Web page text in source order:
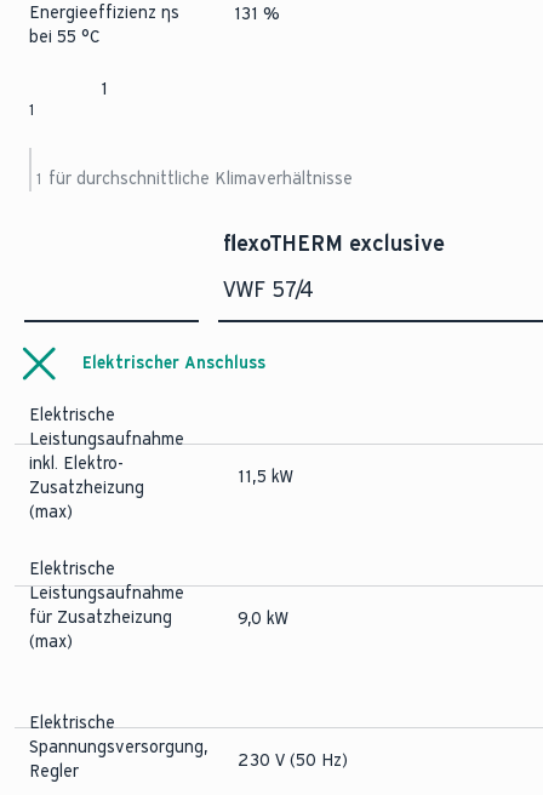
Energieeffizienz ηs
bei 55 °C
1
1
131 %
1 für durchschnittliche Klimaverhältnisse
flexoTHERM exclusive
VWF 57/4
Elektrischer Anschluss
Elektrische
Leistungsaufnahme
inkl. Elektro-
Zusatzheizung
(max)
11,5 kW
Elektrische
Leistungsaufnahme
für Zusatzheizung
(max)
9,0 kW
Elektrische
Spannungsversorgung,
Regler
230 V (50 Hz)